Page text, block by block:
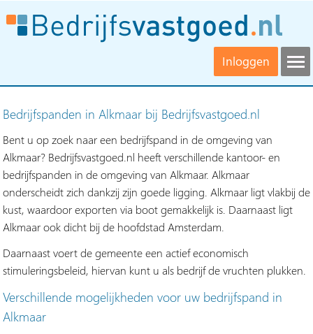
Inloggen
Bedrijfspanden in Alkmaar bij Bedrijfsvastgoed.nl
Bent u op zoek naar een bedrijfspand in de omgeving van
Alkmaar? Bedrijfsvastgoed.nl heeft verschillende kantoor- en
bedrijfspanden in de omgeving van Alkmaar. Alkmaar
onderscheidt zich dankzij zijn goede ligging. Alkmaar ligt vlakbij de
kust, waardoor exporten via boot gemakkelijk is. Daarnaast ligt
Alkmaar ook dicht bij de hoofdstad Amsterdam.
Daarnaast voert de gemeente een actief economisch
stimuleringsbeleid, hiervan kunt u als bedrijf de vruchten plukken.
Verschillende mogelijkheden voor uw bedrijfspand in
Alkmaar